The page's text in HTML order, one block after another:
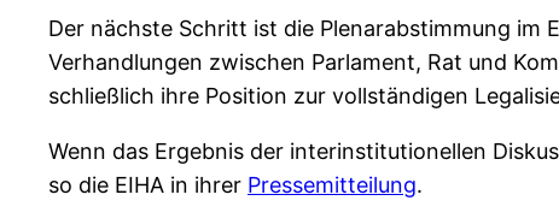
Der nächste Schritt ist die Plenarabstimmung
Verhandlungen zwischen Parlament, Rat und
schließlich ihre Position zur vollständigen
Wenn das Ergebnis der interinstitutionellen
so die EIHA in ihrer Pressemitteilung.